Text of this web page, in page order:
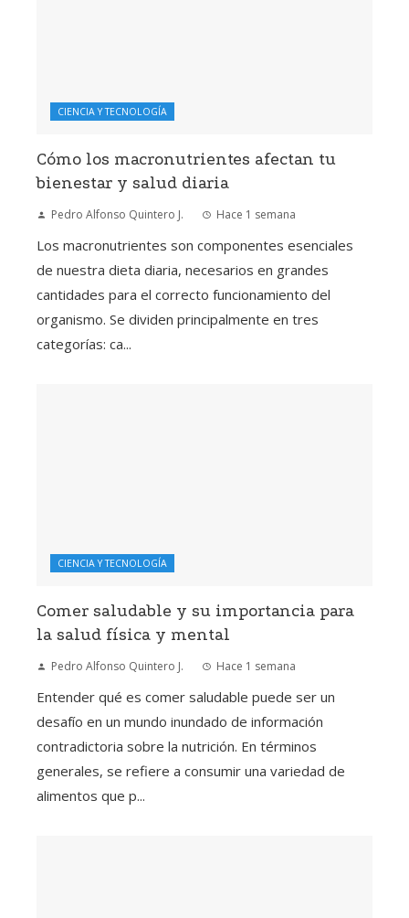
CIENCIA Y TECNOLOGÍA
Cómo los macronutrientes afectan tu
bienestar y salud diaria
Pedro Alfonso Quintero J. Hace 1 semana
Los macronutrientes son componentes esenciales
de nuestra dieta diaria, necesarios en grandes
cantidades para el correcto funcionamiento del
organismo. Se dividen principalmente en tres
categorías: ca...
CIENCIA Y TECNOLOGÍA
Comer saludable y su importancia para
la salud física y mental
Pedro Alfonso Quintero J. Hace 1 semana
Entender qué es comer saludable puede ser un
desafío en un mundo inundado de información
contradictoria sobre la nutrición. En términos
generales, se refiere a consumir una variedad de
alimentos que p...